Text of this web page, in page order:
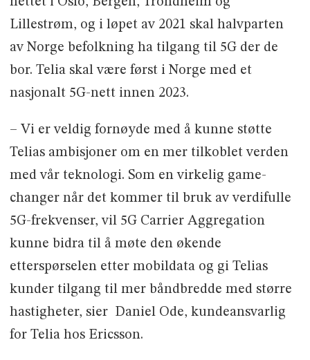
Lillestrøm, og i løpet av 2021 skal halvparten
av Norge befolkning ha tilgang til 5G der de
bor. Telia skal være først i Norge med et
nasjonalt 5G-nett innen 2023.
– Vi er veldig fornøyde med å kunne støtte
Telias ambisjoner om en mer tilkoblet verden
med vår teknologi. Som en virkelig game-
changer når det kommer til bruk av verdifulle
5G-frekvenser, vil 5G Carrier Aggregation
kunne bidra til å møte den økende
etterspørselen etter mobildata og gi Telias
kunder tilgang til mer båndbredde med større
hastigheter, sier Daniel Ode, kundeansvarlig
for Telia hos Ericsson.